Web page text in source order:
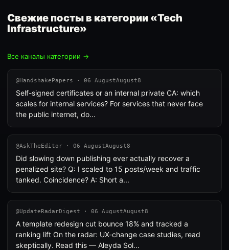
Свежие посты в категории «Tech
Infrastructure»
Все каналы категории →
@HandshakePapers · 06 AugustAugust8
Self-signed certificates or an internal private CA: which
scales for internal services? For services that never face
the public internet, do...
@AskTheEditor · 06 AugustAugust8
Did slowing down publishing ever actually recover a
penalized site? Q: I scaled to 15 posts/week and traffic
tanked. Coincidence? A: Short a...
@UpdateRadarDigest · 06 AugustAugust8
A template redesign cut bounce 18% and tracked a
ranking lift On the radar: UX-change case studies, read
skeptically. Read this — Aleyda Sol...